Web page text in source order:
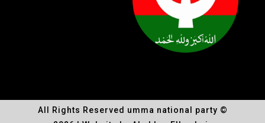
All Rights Reserved umma national party ©